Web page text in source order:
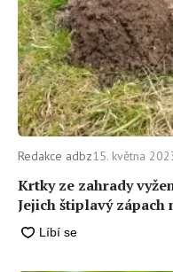
Krtky ze zahrady
Jejich štiplavý zápach
Redakce adbz15. května